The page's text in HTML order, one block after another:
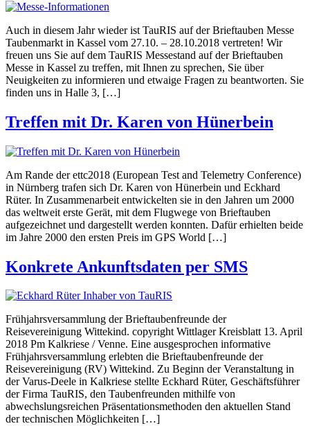
Auch in diesem Jahr wieder ist TauRIS auf der Brieftauben Messe
Taubenmarkt in Kassel vom 27.10. – 28.10.2018 vertreten! Wir
freuen uns Sie auf dem TauRIS Messestand auf der Brieftauben
Messe in Kassel zu treffen, mit Ihnen zu sprechen, Sie über
Neuigkeiten zu informieren und etwaige Fragen zu beantworten. Sie
finden uns in Halle 3, […]
Treffen mit Dr. Karen von Hünerbein
Am Rande der ettc2018 (European Test and Telemetry Conference)
in Nürnberg trafen sich Dr. Karen von Hünerbein und Eckhard
Rüter. In Zusammenarbeit entwickelten sie in den Jahren um 2000
das weltweit erste Gerät, mit dem Flugwege von Brieftauben
aufgezeichnet und dargestellt werden konnten. Dafür erhielten beide
im Jahre 2000 den ersten Preis im GPS World […]
Konkrete Ankunftsdaten per SMS
Frühjahrsversammlung der Brieftaubenfreunde der
Reisevereinigung Wittekind. copyright Wittlager Kreisblatt 13. April
2018 Pm Kalkriese / Venne. Eine ausgesprochen informative
Frühjahrsversammlung erlebten die Brieftaubenfreunde der
Reisevereinigung (RV) Wittekind. Zu Beginn der Veranstaltung in
der Varus-Deele in Kalkriese stellte Eckhard Rüter, Geschäftsführer
der Firma TauRIS, den Taubenfreunden mithilfe von
abwechslungsreichen Präsentationsmethoden den aktuellen Stand
der technischen Möglichkeiten […]